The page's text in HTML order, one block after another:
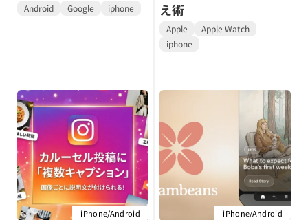
Android Google iphone
え術
Apple
Apple Watch
iphone
iPhone/Android iPhone/Android